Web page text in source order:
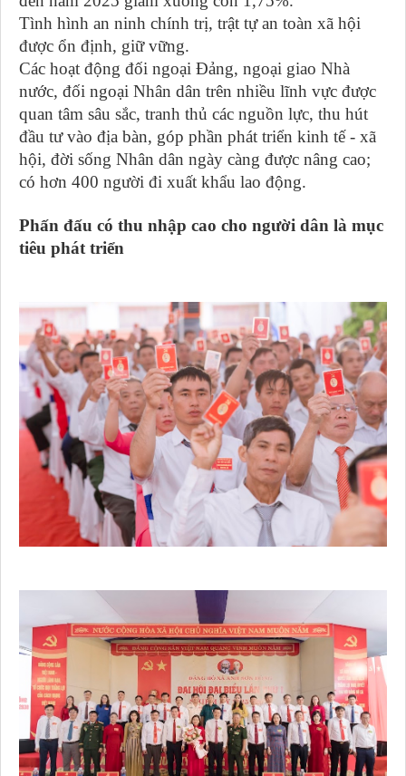
Tình hình an ninh chính trị, trật tự an toàn xã hội
được ổn định, giữ vững.
Các hoạt động đối ngoại Đảng, ngoại giao Nhà
nước, đối ngoại Nhân dân trên nhiều lĩnh vực được
quan tâm sâu sắc, tranh thủ các nguồn lực, thu hút
đầu tư vào địa bàn, góp phần phát triển kinh tế - xã
hội, đời sống Nhân dân ngày càng được nâng cao;
có hơn 400 người đi xuất khẩu lao động.
Phấn đấu có thu nhập cao cho người dân là mục
tiêu phát triển